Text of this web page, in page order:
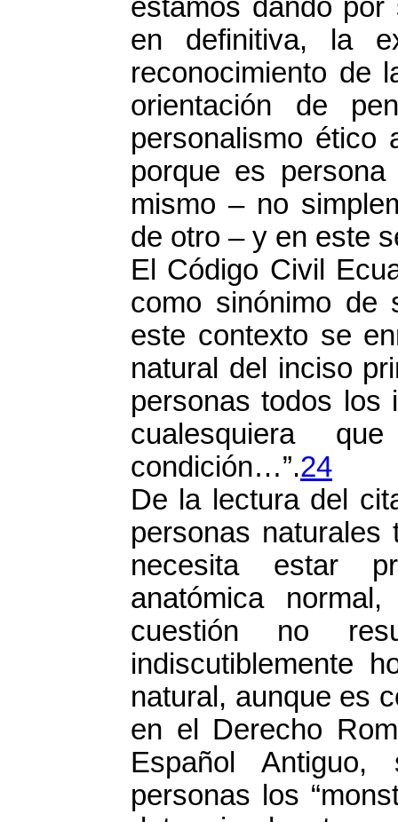
estamos dando
en definitiva, la
reconocimiento de
orientación de
personalismo ético
porque es
mismo – no
de otro – y en este
El Código Civil
como sinónimo
este contexto se
natural del inciso
personas todos los
cualesquiera
condición…”.24
De la lectura del
personas
necesita estar
anatómica
cuestión no
indiscutiblemente
natural, aunque es
en el Derecho
Español
personas los